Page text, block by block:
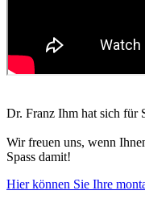
Dr. Franz Ihm hat sich für
Wir freuen uns, wenn
Spass damit!
Hier können Sie Ihre